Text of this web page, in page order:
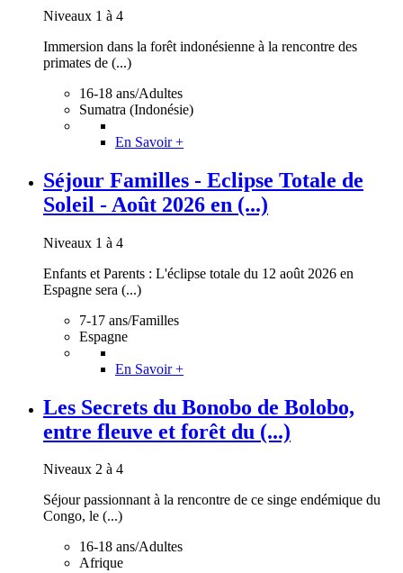
Niveaux 1 à 4
Immersion dans la forêt indonésienne à la rencontre des
primates de (...)
16-18 ans/Adultes
Sumatra (Indonésie)
En Savoir +
Séjour Familles - Eclipse Totale de
Soleil - Août 2026 en (...)
Niveaux 1 à 4
Enfants et Parents : L'éclipse totale du 12 août 2026 en
Espagne sera (...)
7-17 ans/Familles
Espagne
En Savoir +
Les Secrets du Bonobo de Bolobo,
entre fleuve et forêt du (...)
Niveaux 2 à 4
Séjour passionnant à la rencontre de ce singe endémique du
Congo, le (...)
16-18 ans/Adultes
Afrique